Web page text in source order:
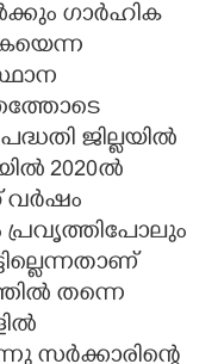
ഗാർഹിക
ജില്ലയിൽ
2020ൽ
വർഷം
പ്രവൃത്തിപോലും
തന്നെ
സർക്കാരിന്റെ